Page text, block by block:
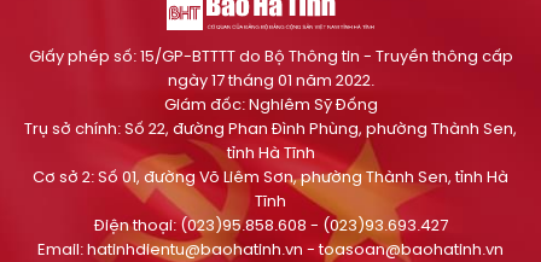
Giấy phép số: 15/GP-BTTTT do Bộ Thông tin - Truyền thông cấp
ngày 17 tháng 01 năm 2022.
Giám đốc: Nghiêm Sỹ Đống
Trụ sở chính: Số 22, đường Phan Đình Phùng, phường Thành Sen,
tỉnh Hà Tĩnh
Cơ sở 2: Số 01, đường Võ Liêm Sơn, phường Thành Sen, tỉnh Hà
Tĩnh
Điện thoại: (023)95.858.608 - (023)93.693.427
Email:hatinhdientu@baohatinh.vn -toasoan@baohatinh.vn